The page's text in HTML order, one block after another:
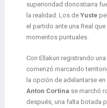
superioridad donostiarra
la realidad. Los de Yuste
el partido ante una Real
momentos puntuales.
Con Ellakuri registrando
comenzó marcando
la opción de adelantarse
Anton Cortina se marchó
después, una falta botada